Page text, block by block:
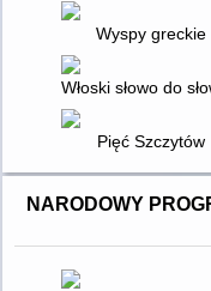
Wyspy greckie
Włoski słowo do
Pięć Szczytów
NARODOWY